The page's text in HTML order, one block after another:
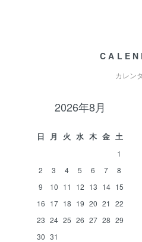
カレン
2026年8月
日 月 火 水 木 金 土
1
2
3 4 5 6 7
8
9
10 11 12 13 14 15
16 17 18 19 20 21 22
23 24 25 26 27 28 29
30 31